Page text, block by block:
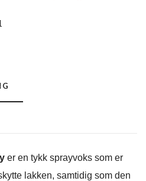
er en tykk sprayvoks som er
lakken, samtidig som den